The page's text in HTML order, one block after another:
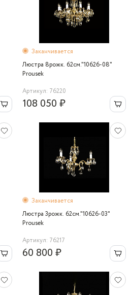
Заканчивается
Люстра 8рожк. 62см."10626-08"
Prousek
Артикул: 76220
108 050 ₽
Заканчивается
Люстра 3рожк. 62см."10626-03"
Prousek
Артикул: 76217
60 800 ₽